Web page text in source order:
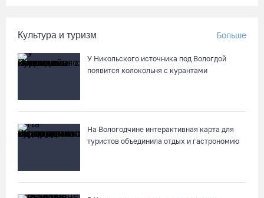
Музей кружева со скидкой
04.08.26 / 15:03
Культура и туризм Больше
У Никольского источника под Вологдой
появится колокольня с курантами
На Вологодчине интерактивная карта для
туристов объединила отдых и гастрономию